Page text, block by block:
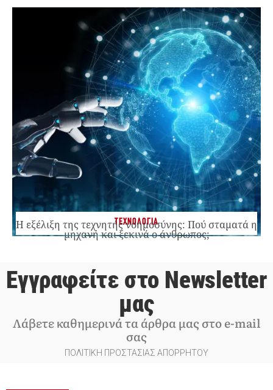
ΤΕΧΝΟΛΟΓΙΑ
Η εξέλιξη της τεχνητής νοημοσύνης: Πού σταματά η
μηχανή και ξεκινά ο άνθρωπος;
Εγγραφείτε στο Newsletter
μας
Λάβετε καθημερινά τα άρθρα μας στο e-mail
σας
ΠΟΛΙΤΙΚΗ ΠΡΟΣΤΑΣΙΑΣ ΑΠΟΡΡΗΤΟΥ